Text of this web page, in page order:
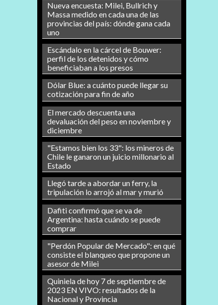
Nueva encuesta: Milei, Bullrich y
Massa medido en cada una de las
provincias del país: dónde gana cada
uno
Escándalo en la cárcel de Bouwer:
perfil de los detenidos y cómo
beneficiaban a los presos
Dólar Blue: a cuánto puede llegar su
cotización para fin de año
El mercado descuenta una
devaluación del peso en noviembre y
diciembre
"Estamos bien los 33": los mineros de
Chile le ganaron un juicio millonario al
Estado
Llegó tarde a abordar un ferry, la
tripulación lo arrojó al mar y murió
Dafiti confirmó que se va de
Argentina: hasta cuándo se puede
comprar
"Perdón Popular de Mercado": en qué
consiste el blanqueo que propone un
asesor de Milei
Quiniela de hoy 7 de septiembre de
2023 EN VIVO: resultados de la
Nacional y Provincia